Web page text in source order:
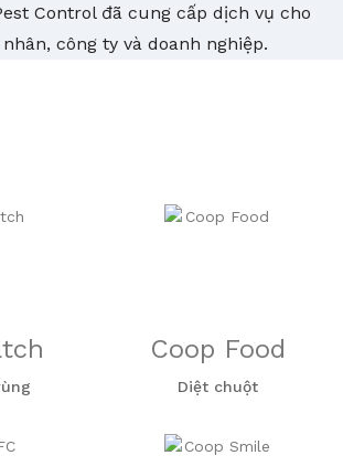
Control đã cung cấp dịch vụ cho
công ty và doanh nghiệp.
Coop Food
Diệt chuột